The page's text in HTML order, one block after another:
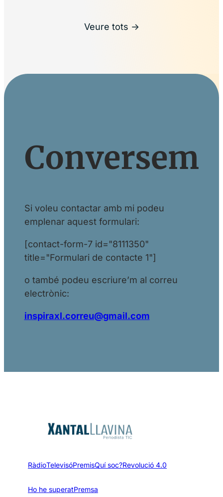
Veure tots →
Conversem
Si voleu contactar amb mi podeu
emplenar aquest formulari:
[contact-form-7 id="8111350"
title="Formulari de contacte 1"]
o també podeu escriure’m al correu
electrònic:
inspiraxl.correu@gmail.com
RàdioTelevisóPremisQuí soc?Revolució 4.0
Ho he superatPremsa